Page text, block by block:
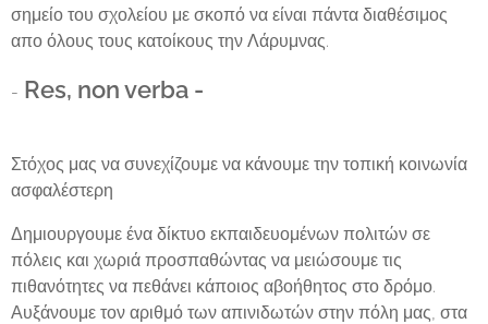
σημείο του σχολείου με σκοπό να είναι πάντα διαθέσιμος
απο όλους τους κατοίκους την Λάρυμνας.
- Res, non verba -
Στόχος μας να συνεχίζουμε να κάνουμε την τοπική κοινωνία
ασφαλέστερη
Δημιουργουμε ένα δίκτυο εκπαιδευομένων πολιτών σε
πόλεις και χωριά προσπαθώντας να μειώσουμε τις
πιθανότητες να πεθάνει κάποιος αβοήθητος στο δρόμο.
Αυξάνουμε τον αριθμό των απινιδωτών στην πόλη μας, στα